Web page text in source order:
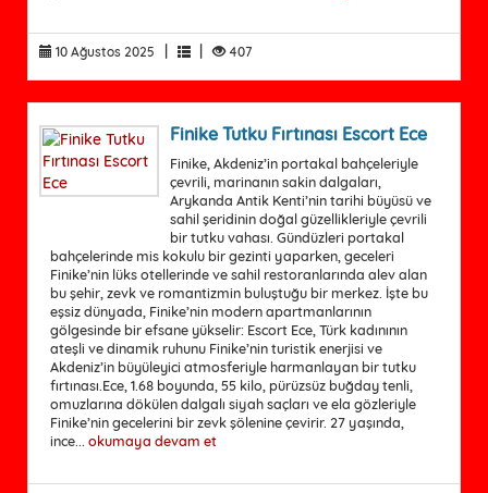
10 Ağustos 2025 | | 407
Finike Tutku Fırtınası Escort Ece
Finike, Akdeniz’in portakal bahçeleriyle
çevrili, marinanın sakin dalgaları,
Arykanda Antik Kenti’nin tarihi büyüsü ve
sahil şeridinin doğal güzellikleriyle çevrili
bir tutku vahası. Gündüzleri portakal
bahçelerinde mis kokulu bir gezinti yaparken, geceleri
Finike’nin lüks otellerinde ve sahil restoranlarında alev alan
bu şehir, zevk ve romantizmin buluştuğu bir merkez. İşte bu
eşsiz dünyada, Finike’nin modern apartmanlarının
gölgesinde bir efsane yükselir: Escort Ece, Türk kadınının
ateşli ve dinamik ruhunu Finike’nin turistik enerjisi ve
Akdeniz’in büyüleyici atmosferiyle harmanlayan bir tutku
fırtınası.Ece, 1.68 boyunda, 55 kilo, pürüzsüz buğday tenli,
omuzlarına dökülen dalgalı siyah saçları ve ela gözleriyle
Finike’nin gecelerini bir zevk şölenine çevirir. 27 yaşında,
ince... okumaya devam et